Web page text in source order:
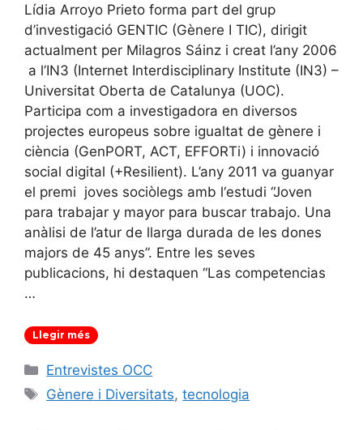
Lídia Arroyo Prieto forma part del grup
d’investigació GENTIC (Gènere I TIC), dirigit
actualment per Milagros Sáinz i creat l’any 2006
a l’IN3 (Internet Interdisciplinary Institute (IN3) –
Universitat Oberta de Catalunya (UOC).
Participa com a investigadora en diversos
projectes europeus sobre igualtat de gènere i
ciència (GenPORT, ACT, EFFORTi) i innovació
social digital (+Resilient). L’any 2011 va guanyar
el premi joves sociòlegs amb l‘estudi “Joven
para trabajar y mayor para buscar trabajo. Una
anàlisi de l’atur de llarga durada de les dones
majors de 45 anys”. Entre les seves
publicacions, hi destaquen “Las competencias
…
Llegir més
Categories
Entrevistes OCC
Etiquetes
Gènere i Diversitats,tecnologia